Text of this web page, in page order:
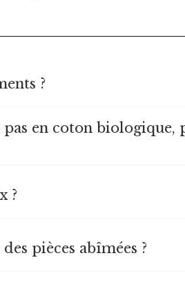
?
pas en coton
?
pièces abîmées ?